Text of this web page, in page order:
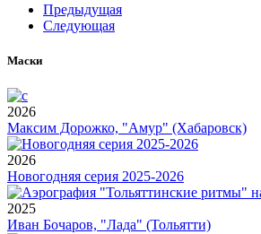
Предыдущая
Следующая
Маски
2026
Максим Дорожко, "Амур" (Хабаровск)
2026
Новогодняя серия 2025-2026
2025
Иван Бочаров, "Лада" (Тольятти)